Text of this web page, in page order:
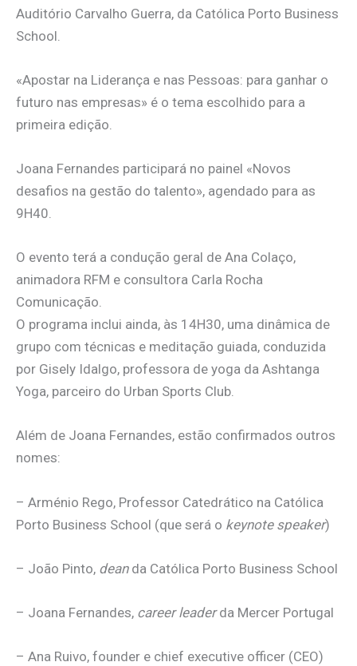
Auditório Carvalho Guerra, da Católica Porto Business
School.
«Apostar na Liderança e nas Pessoas: para ganhar o
futuro nas empresas» é o tema escolhido para a
primeira edição.
Joana Fernandes participará no painel «Novos
desafios na gestão do talento», agendado para as
9H40.
O evento terá a condução geral de Ana Colaço,
animadora RFM e consultora Carla Rocha
Comunicação.
O programa inclui ainda, às 14H30, uma dinâmica de
grupo com técnicas e meditação guiada, conduzida
por Gisely Idalgo, professora de yoga da Ashtanga
Yoga, parceiro do Urban Sports Club.
Além de Joana Fernandes, estão confirmados outros
nomes:
– Arménio Rego, Professor Catedrático na Católica
Porto Business School (que será o keynote speaker)
– João Pinto, deanda Católica Porto Business School
– Joana Fernandes, career leaderda Mercer Portugal
– Ana Ruivo, founder e chief executive officer (CEO)